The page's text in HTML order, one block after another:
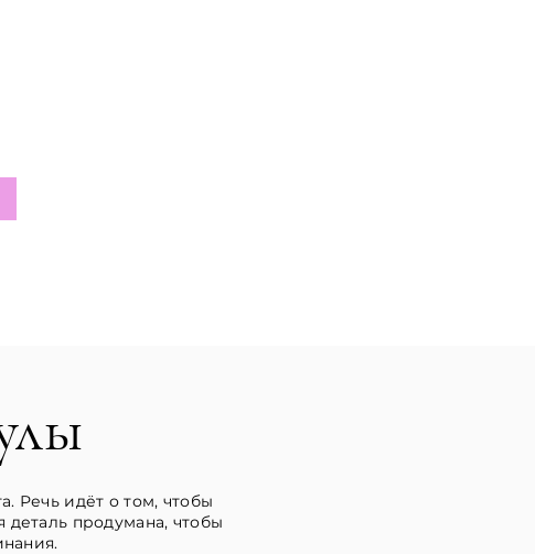
Речь идёт о том, чтобы
деталь продумана, чтобы